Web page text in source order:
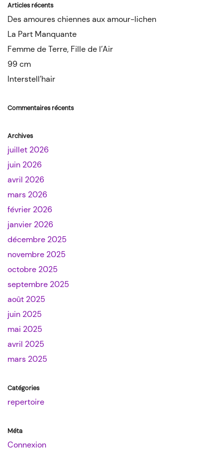
Articles récents
Des amoures chiennes aux amour-lichen
La Part Manquante
Femme de Terre, Fille de l’Air
99 cm
Interstell’hair
Commentaires récents
Archives
juillet 2026
juin 2026
avril 2026
mars 2026
février 2026
janvier 2026
décembre 2025
novembre 2025
octobre 2025
septembre 2025
août 2025
juin 2025
mai 2025
avril 2025
mars 2025
Catégories
repertoire
Méta
Connexion